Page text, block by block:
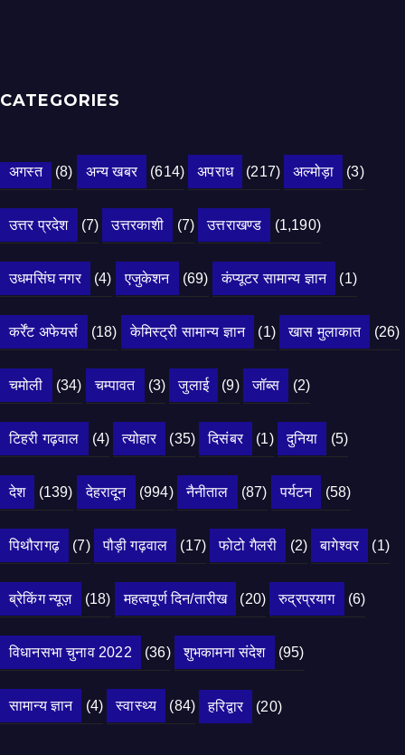
CATEGORIES
अगस्त (8) अन्य खबर (614) अपराध (217) अल्मोड़ा (3)
उत्तर प्रदेश (7) उत्तरकाशी (7) उत्तराखण्ड (1,190)
उधमसिंघ नगर (4) एजुकेशन (69) कंप्यूटर सामान्य ज्ञान (1)
कर्रेंट अफेयर्स (18) केमिस्ट्री सामान्य ज्ञान (1) खास मुलाकात (26)
चमोली (34) चम्पावत (3) जुलाई (9) जॉब्स (2)
टिहरी गढ़वाल (4) त्योहार (35) दिसंबर (1) दुनिया (5)
देश (139) देहरादून (994) नैनीताल (87) पर्यटन (58)
पिथौरागढ़ (7) पौड़ी गढ़वाल (17) फोटो गैलरी (2) बागेश्वर (1)
ब्रेकिंग न्यूज़ (18) महत्वपूर्ण दिन/तारीख (20) रुद्रप्रयाग (6)
विधानसभा चुनाव 2022 (36) शुभकामना संदेश (95)
सामान्य ज्ञान (4) स्वास्थ्य (84) हरिद्वार (20)